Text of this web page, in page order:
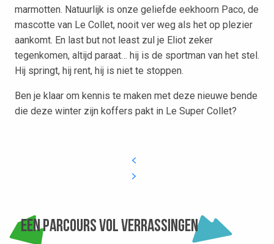
marmotten. Natuurlijk is onze geliefde eekhoorn Paco, de
mascotte van Le Collet, nooit ver weg als het op plezier
aankomt. En last but not least zul je Eliot zeker
tegenkomen, altijd paraat… hij is de sportman van het stel.
Hij springt, hij rent, hij is niet te stoppen.
Ben je klaar om kennis te maken met deze nieuwe bende
die deze winter zijn koffers pakt in Le Super Collet?
Een parcours vol verrassingen